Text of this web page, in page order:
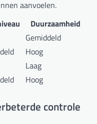
aanvoelen.
Duurzaamheid
Gemiddeld
Hoog
Laag
Hoog
controle